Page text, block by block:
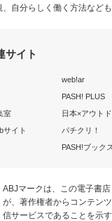
自分らしく働く方法など
サイト
web!ar
PASH! PLUS
室
日本×アウト
サイト
パチクリ！
PASH!ブック
ABJマークは、この電子書
が、著作権者からコンテン
信サービスであることを示